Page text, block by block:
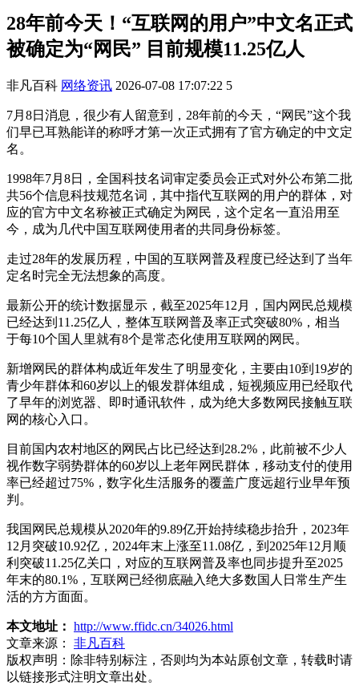
28年前今天！“互联网的用户”中文名正式
被确定为“网民” 目前规模11.25亿人
非凡百科 网络资讯 2026-07-08 17:07:22 5
7月8日消息，很少有人留意到，28年前的今天，“网民”这个我
们早已耳熟能详的称呼才第一次正式拥有了官方确定的中文定
名。
1998年7月8日，全国科技名词审定委员会正式对外公布第二批
共56个信息科技规范名词，其中指代互联网的用户的群体，对
应的官方中文名称被正式确定为网民，这个定名一直沿用至
今，成为几代中国互联网使用者的共同身份标签。
走过28年的发展历程，中国的互联网普及程度已经达到了当年
定名时完全无法想象的高度。
最新公开的统计数据显示，截至2025年12月，国内网民总规模
已经达到11.25亿人，整体互联网普及率正式突破80%，相当
于每10个国人里就有8个是常态化使用互联网的网民。
新增网民的群体构成近年发生了明显变化，主要由10到19岁的
青少年群体和60岁以上的银发群体组成，短视频应用已经取代
了早年的浏览器、即时通讯软件，成为绝大多数网民接触互联
网的核心入口。
目前国内农村地区的网民占比已经达到28.2%，此前被不少人
视作数字弱势群体的60岁以上老年网民群体，移动支付的使用
率已经超过75%，数字化生活服务的覆盖广度远超行业早年预
判。
我国网民总规模从2020年的9.89亿开始持续稳步抬升，2023年
12月突破10.92亿，2024年末上涨至11.08亿，到2025年12月顺
利突破11.25亿关口，对应的互联网普及率也同步提升至2025
年末的80.1%，互联网已经彻底融入绝大多数国人日常生产生
活的方方面面。
本文地址： http://www.ffidc.cn/34026.html
文章来源：
非凡百科
版权声明： 除非特别标注，否则均为本站原创文章，转载时请
以链接形式注明文章出处。